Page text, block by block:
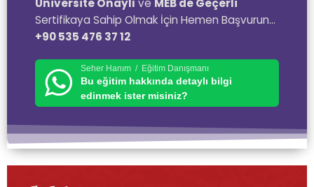
Üniversite Onaylı ve MEB de Geçerli
Sertifikaya Sahip Olmak İçin Hemen Başvurun…
+90 535 476 37 12
Seher Hanım / Eğitim Danışmanı
Bu eğitim hakkında detaylı bilgi
edinmek ister misiniz?